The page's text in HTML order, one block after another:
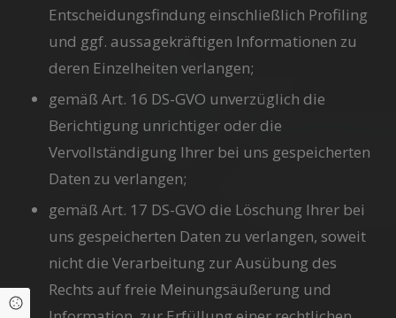
Entscheidungsfindung einschließlich Profiling
und ggf. aussagekräftigen Informationen zu
deren Einzelheiten verlangen;
gemäß Art. 16 DS-GVO unverzüglich die
Berichtigung unrichtiger oder die
Vervollständigung Ihrer bei uns gespeicherten
Daten zu verlangen;
gemäß Art. 17 DS-GVO die Löschung Ihrer bei
uns gespeicherten Daten zu verlangen, soweit
nicht die Verarbeitung zur Ausübung des
Rechts auf freie Meinungsäußerung und